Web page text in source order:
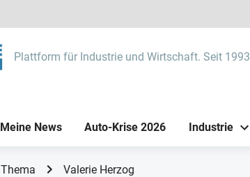
Plattform für Industrie und Wirtschaft. Seit
Meine News Auto-Krise 2026 Industrie
Thema Valerie Herzog